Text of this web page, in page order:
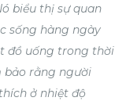
biểu thị sự quan
sống hàng ngày
đồ uống trong thời
bảo rằng người
ở nhiệt độ